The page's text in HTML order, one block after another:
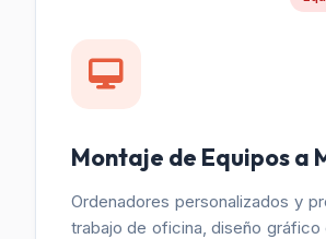
Montaje de Equipos a
Ordenadores personalizados y
trabajo de oficina, diseño gráfico